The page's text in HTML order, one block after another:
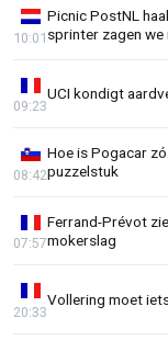
Picnic PostNL
sprinter zagen we
10:01
UCI kondigt
09:23
Hoe is Pogacar
puzzelstuk
08:42
Ferrand-Prévot
mokerslag
07:57
Vollering moet
20:33